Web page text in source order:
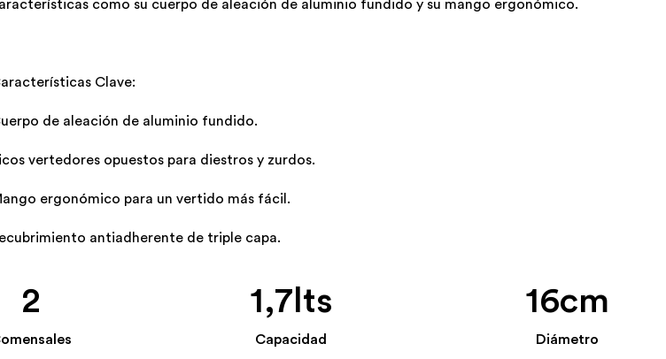
como su cuerpo de aleación de aluminio fundido y su mango ergonómico.
Clave:
de aleación de aluminio fundido.
vertedores opuestos para diestros y zurdos.
ergonómico para un vertido más fácil.
antiadherente de triple capa.
2 1,7lts
Capacidad
16cm
Diámetro